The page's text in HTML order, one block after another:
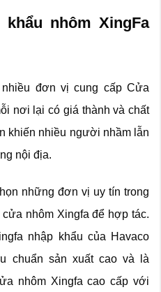
nhôm XingFa
đơn vị cung cấp Cửa
nơi lại có giá thành và chất
khiến nhiều người nhầm lẫn
nội địa.
những đơn vị uy tín trong
nhôm Xingfa để hợp tác.
nhập khẩu của Havaco
chuẩn sản xuất cao và là
nhôm Xingfa cao cấp với